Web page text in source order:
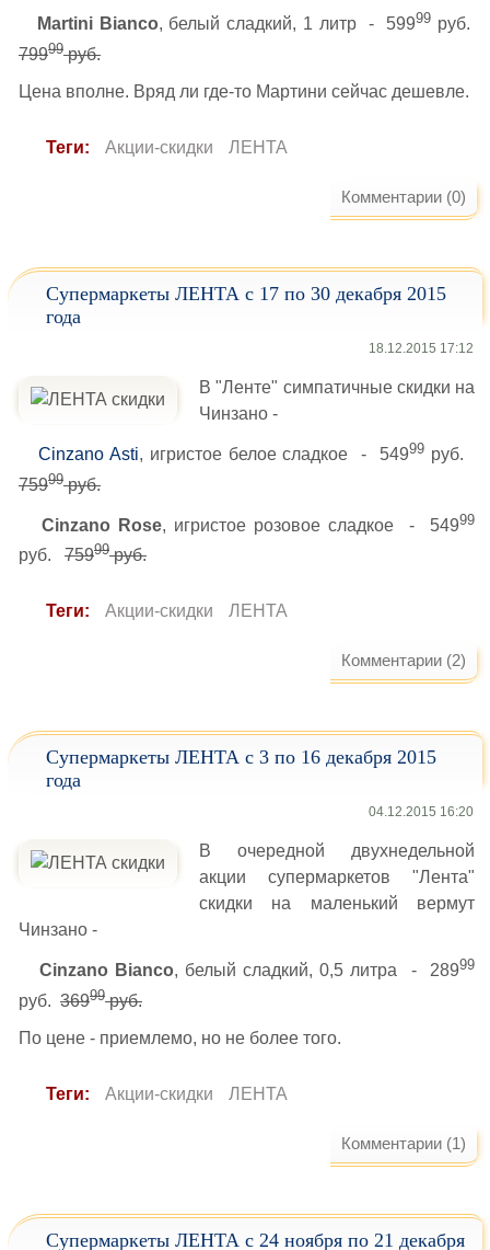
Martini Bianco, белый сладкий, 1 литр - 59999 руб.
79999руб.
Цена вполне. Вряд ли где-то Мартини сейчас дешевле.
Теги: Акции-скидки ЛЕНТА
Комментарии (0)
Супермаркеты ЛЕНТА с 17 по 30 декабря 2015
года
18.12.2015 17:12
В "Ленте" симпатичные скидки на
Чинзано -
Cinzano Asti, игристое белое сладкое - 54999 руб.
75999руб.
Cinzano Rose, игристое розовое сладкое - 54999
руб. 75999руб.
Теги: Акции-скидки ЛЕНТА
Комментарии (2)
Супермаркеты ЛЕНТА с 3 по 16 декабря 2015
года
04.12.2015 16:20
В очередной двухнедельной
акции супермаркетов "Лента"
скидки на маленький вермут
Чинзано -
Cinzano Bianco, белый сладкий, 0,5 литра - 28999
руб. 36999руб.
По цене - приемлемо, но не более того.
Теги: Акции-скидки ЛЕНТА
Комментарии (1)
Супермаркеты ЛЕНТА с 24 ноября по 21 декабря